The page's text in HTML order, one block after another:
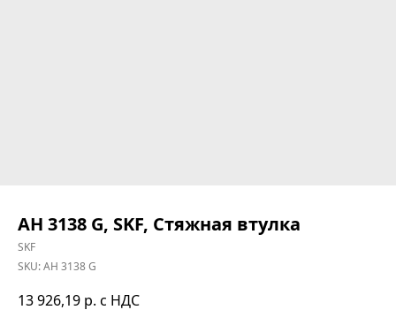
AH 3138 G, SKF, Стяжная втулка
SKF
SKU:AH 3138 G
13 926,19 р. с НДС